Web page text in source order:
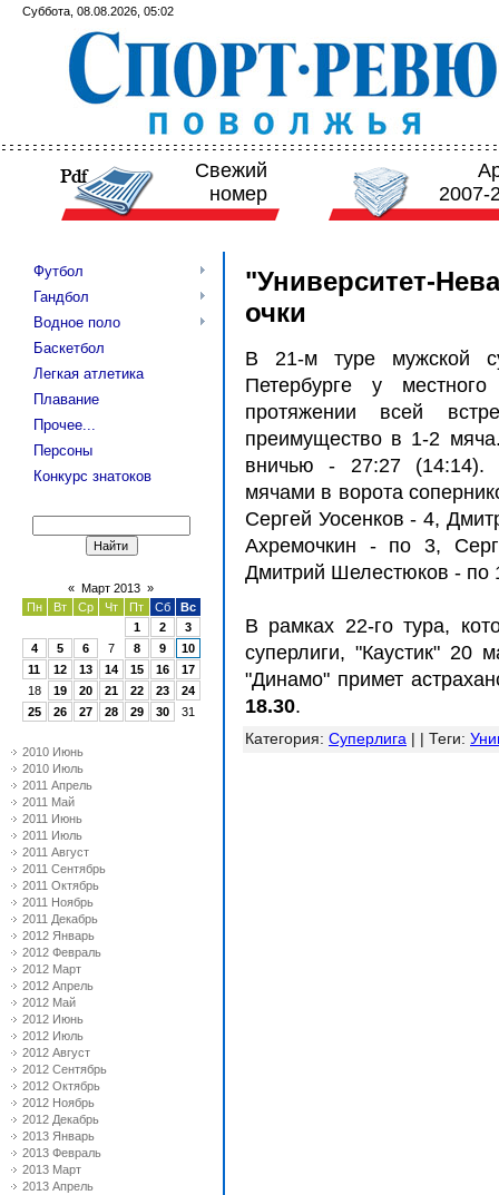
Суббота, 08.08.2026, 05:02
Свежий
номер
2007-
Футбол
Гандбол
Водное поло
Баскетбол
Легкая атлетика
Плавание
Прочее...
Персоны
Конкурс знатоков
« Март 2013 »
Пн
Вт Ср Чт Пт Сб
Вс
1
2
3
4
5 6 7 8 9
10
11
12 13 14 15 16
17
18
19 20 21 22 23
24
25
26 27 28 29 30 31
2010 Июнь
2010 Июль
2011 Апрель
2011 Май
2011 Июнь
2011 Июль
2011 Август
2011 Сентябрь
2011 Октябрь
2011 Ноябрь
2011 Декабрь
2012 Январь
2012 Февраль
2012 Март
2012 Апрель
2012 Май
2012 Июнь
2012 Июль
2012 Август
2012 Сентябрь
2012 Октябрь
2012 Ноябрь
2012 Декабрь
2013 Январь
2013 Февраль
2013 Март
2013 Апрель
"Университет-
очки
В 21-м туре мужской
Петербурге у
протяжении всей
преимущество в 1-2
вничью - 27:27 (14:14).
мячами в ворота
Сергей Уосенков - 4,
Ахремочкин - по 3,
Дмитрий Шелестюков - по
В рамках 22-го тура,
суперлиги, "Каустик" 20
"Динамо" примет
18.30.
Категория: Суперлига | | Теги: